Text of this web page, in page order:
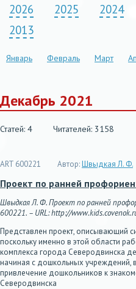
2026 2025 2024
2013
Январь Февраль Март
Декабрь 2021
Статей: 4 Читателей: 3158
ART 600221 Автор:Швыдкая Л. Ф.
Проект по ранней
Швыдкая Л. Ф. Проект по ранней
600221. – URL: http://
Представлен проект, описывающий
поскольку именно в этой области
комплекса города Северодвинска
начиная с дошкольных учреждений,
привлечение дошкольников к
Северодвинска